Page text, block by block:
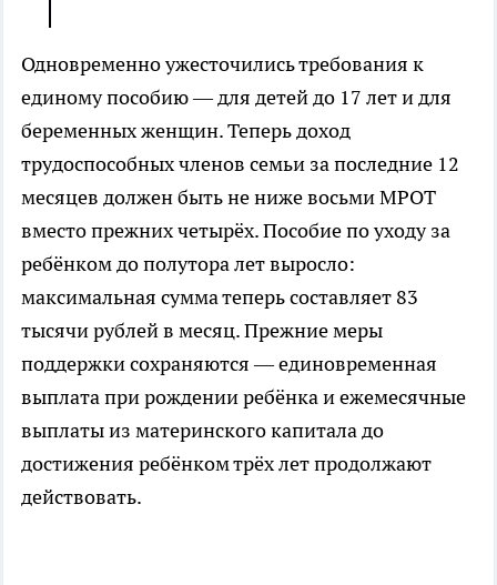
Одновременно ужесточились требования к
единому пособию — для детей до 17 лет и для
беременных женщин. Теперь доход
трудоспособных членов семьи за последние 12
месяцев должен быть не ниже восьми МРОТ
вместо прежних четырёх. Пособие по уходу за
ребёнком до полутора лет выросло:
максимальная сумма теперь составляет 83
тысячи рублей в месяц. Прежние меры
поддержки сохраняются — единовременная
выплата при рождении ребёнка и ежемесячные
выплаты из материнского капитала до
достижения ребёнком трёх лет продолжают
действовать.